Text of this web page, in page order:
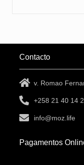
Contacto
v. Romao
+258 21 40 14
info@moz.life
Pagamentos